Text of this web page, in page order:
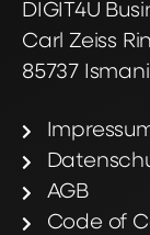
DIGIT4U
Carl Zeiss
85737
AGB
Code of